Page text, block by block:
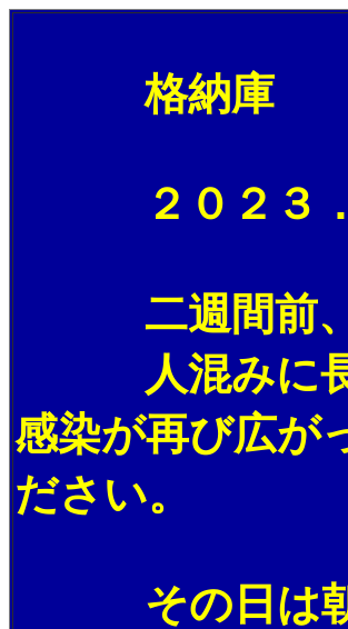
格納庫
２０２３．０
二週間前、遂
人混みに長時
感染が再び広が
ださい。
その日は朝起